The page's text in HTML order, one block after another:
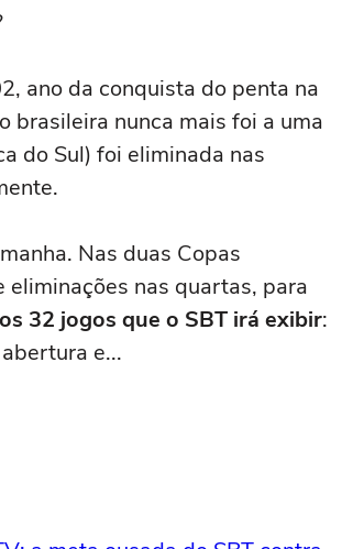
ano da conquista do penta na
brasileira nunca mais foi a uma
do Sul) foi eliminada nas
Nas duas Copas
nas quartas, para
32 jogos que o SBT irá exibir:
e...